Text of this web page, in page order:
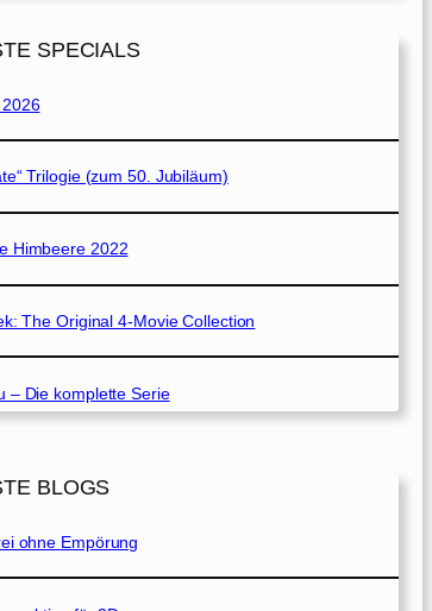
SPECIALS
Trilogie (zum 50. Jubiläum)
Himbeere 2022
The Original 4-Movie Collection
– Die komplette Serie
BLOGS
ohne Empörung